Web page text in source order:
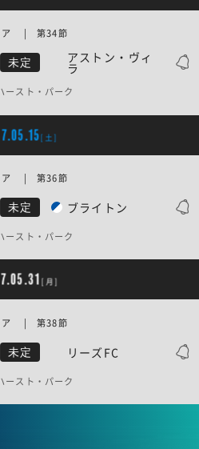
未定 アストン・ヴィ
ラ
ア | 第34節
ースト・パーク
[土]
未定 ブライトン
ア | 第36節
ースト・パーク
[月]
未定 リーズFC
ア | 第38節
ースト・パーク